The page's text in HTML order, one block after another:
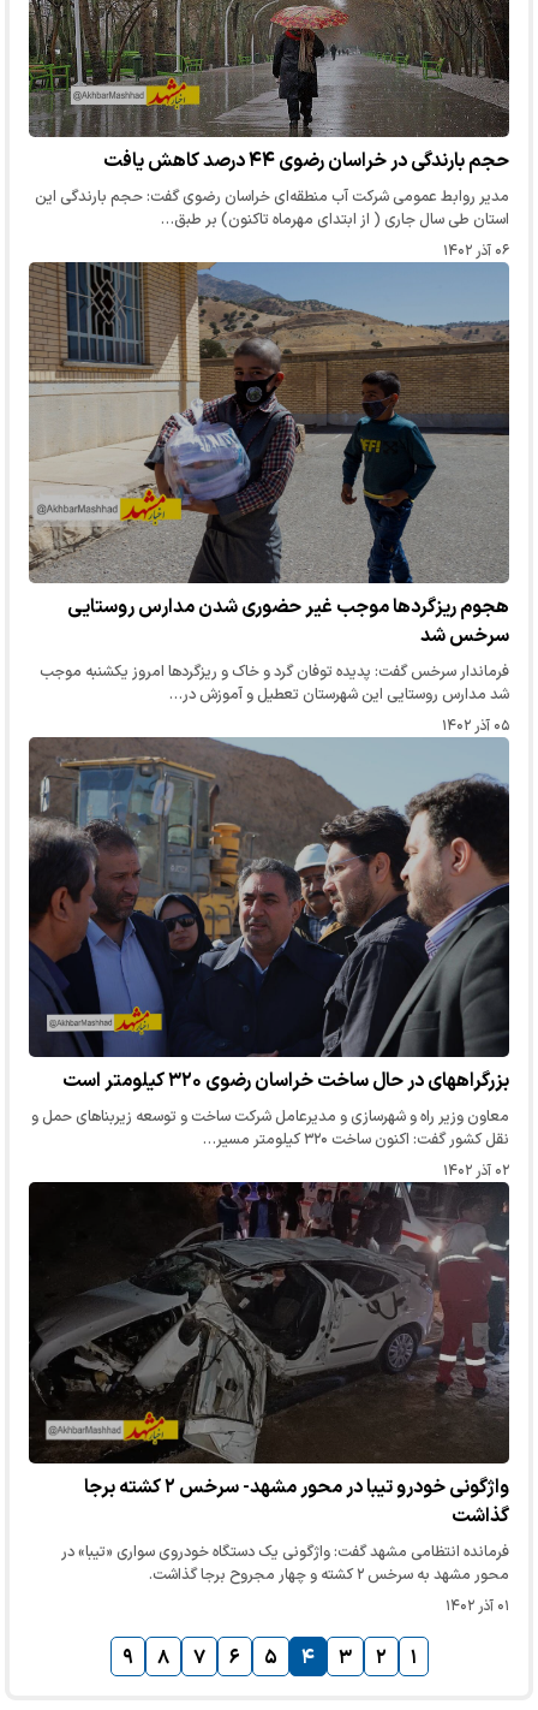
حجم بارندگی در خراسان رضوی ۴۴ درصد کاهش یافت
مدیر روابط عمومی شرکت آب منطقه‌ای خراسان رضوی گفت: حجم بارندگی این
استان طی سال جاری ( از ابتدای مهرماه تاکنون) بر طبق…
۰۶ آذر ۱۴۰۲
هجوم ریزگردها موجب غیر حضوری شدن مدارس روستایی
سرخس شد
فرماندار سرخس گفت: پدیده توفان گرد و خاک و ریزگردها امروز یکشنبه موجب
شد مدارس روستایی این شهرستان تعطیل و آموزش در…
۰۵ آذر ۱۴۰۲
بزرگراههای در حال ساخت خراسان رضوی ۳۲۰ کیلومتر است
معاون وزیر راه و شهرسازی و مدیرعامل شرکت ساخت و توسعه زیربناهای حمل و
نقل کشور گفت: اکنون ساخت ۳۲۰ کیلومتر مسیر…
۰۲ آذر ۱۴۰۲
واژگونی خودرو تیبا در محور مشهد- سرخس ۲ کشته برجا
گذاشت
فرمانده انتظامی مشهد گفت: واژگونی یک دستگاه خودروی سواری «تیبا» در
محور مشهد به سرخس ۲ کشته و چهار مجروح برجا گذاشت.
۰۱ آذر ۱۴۰۲
۱ ۲ ۳ ۴ ۵ ۶ ۷ ۸ ۹